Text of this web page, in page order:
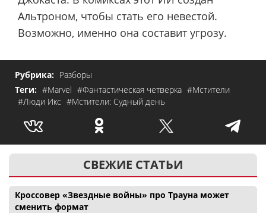
Альтроном, чтобы стать его невестой.
Возможно, именно она составит угрозу.
Рубрика: Разборы
Теги: #Marvel #Фантастическая четверка #Мстители
#Люди Икс #Мстители: Судный день
СВЕЖИЕ СТАТЬИ
Кроссовер «Звездные войны» про Трауна может
сменить формат